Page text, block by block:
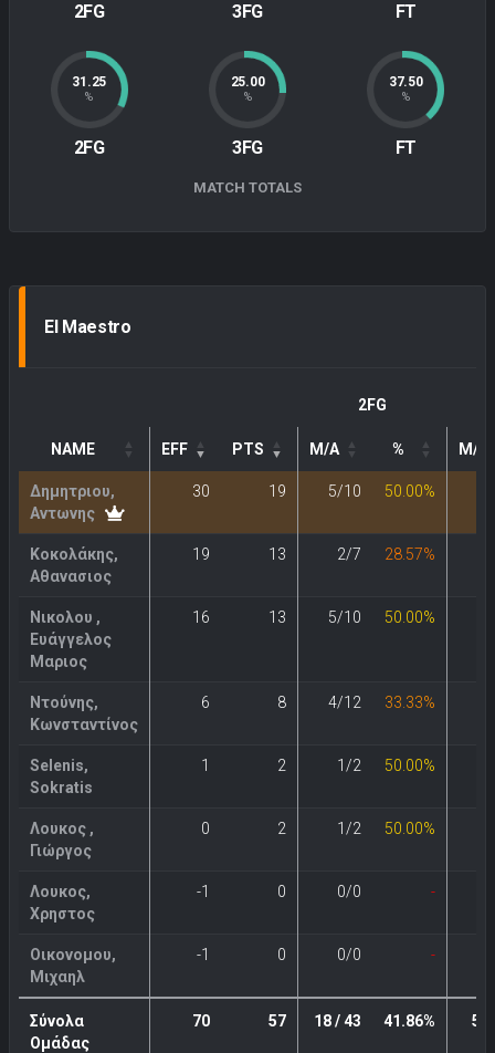
2FG 3FG FT
31.25
%
2FG
25.00
%
3FG
37.50
%
FT
MATCH TOTALS
El Maestro
2FG
NAME EFF PTS M/A % M/A
Δημητριου,
Αντωνης
30 19 5/10 50.00%
Κοκολάκης,
Αθανασιος
19 13 2/7 28.57%
Νικολου ,
Ευάγγελος
Μαριος
16 13 5/10 50.00%
Ντούνης,
Κωνσταντίνος
6 8 4/12 33.33%
Selenis,
Sokratis
1 2 1/2 50.00%
Λουκος ,
Γιώργος
0 2 1/2 50.00%
Λουκος,
Χρηστος
-1 0 0/0 -
Οικονομου,
Μιχαηλ
-1 0 0/0 -
Σύνολα
Ομάδας
70 57 18 / 43 41.86% 5 /